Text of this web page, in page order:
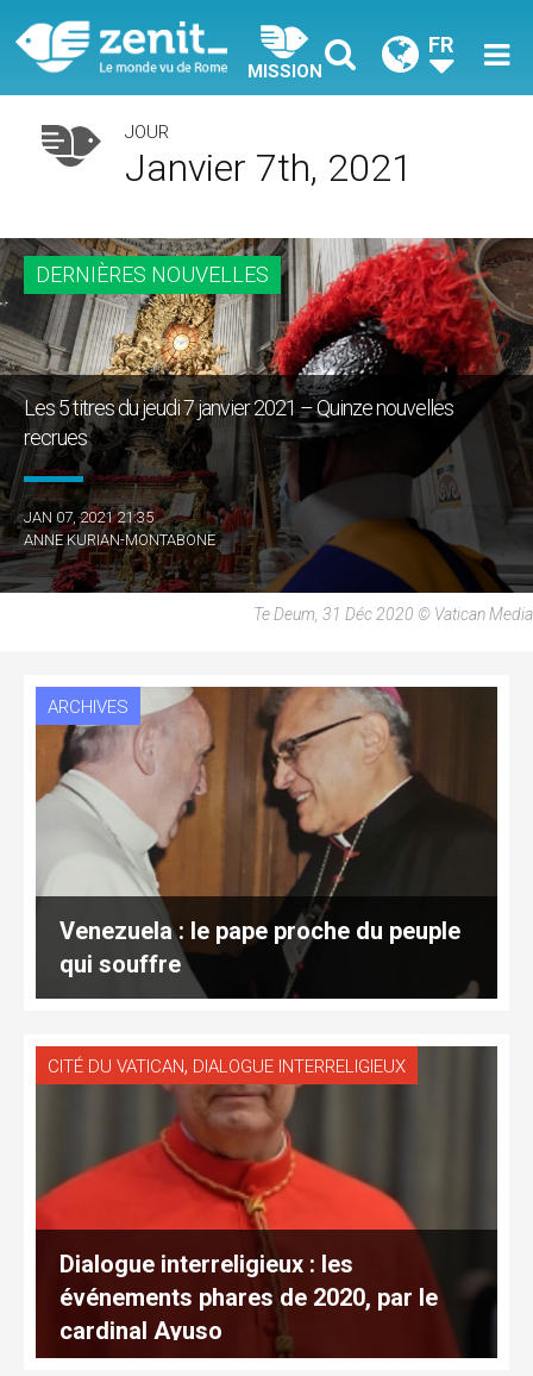
MISSION
FR
JOUR
Janvier 7th, 2021
DERNIÈRES NOUVELLES
Les 5 titres du jeudi 7 janvier 2021 – Quinze nouvelles
recrues
JAN 07, 2021 21:35
ANNE KURIAN-MONTABONE
Te Deum, 31 Déc 2020 © Vatican Media
ARCHIVES
Venezuela : le pape proche du peuple
qui souffre
CITÉ DU VATICAN, DIALOGUE INTERRELIGIEUX
Dialogue interreligieux : les
événements phares de 2020, par le
cardinal Ayuso